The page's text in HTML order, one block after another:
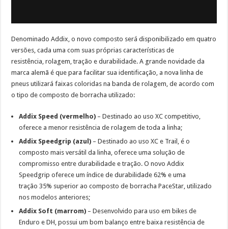
Denominado Addix, o novo composto será disponibilizado em quatro
versões, cada uma com suas próprias características de
resistência, rolagem, tração e durabilidade. A grande novidade da
marca alemã é que para facilitar sua identificação, a nova linha de
pneus utilizará faixas coloridas na banda de rolagem, de acordo com
o tipo de composto de borracha utilizado:
Addix Speed (vermelho) – Destinado ao uso XC competitivo,
oferece a menor resistência de rolagem de toda a linha;
Addix Speedgrip (azul) – Destinado ao uso XC e Trail, é o
composto mais versátil da linha, oferece uma solução de
compromisso entre durabilidade e tração. O novo Addix
Speedgrip oferece um índice de durabilidade 62% e uma
tração 35% superior ao composto de borracha PaceStar, utilizado
nos modelos anteriores;
Addix Soft (marrom) – Desenvolvido para uso em bikes de
Enduro e DH, possui um bom balanço entre baixa resistência de